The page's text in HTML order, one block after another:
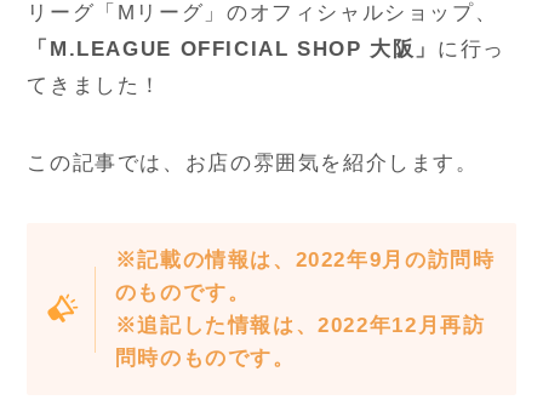
リーグ「Mリーグ」のオフィシャルショップ、
「M.LEAGUE OFFICIAL SHOP 大阪」 に行っ
てきました！
この記事では、お店の雰囲気を紹介します。
※記載の情報は、2022年9月の訪問時
のものです。
※追記した情報は、2022年12月再訪
問時のものです。